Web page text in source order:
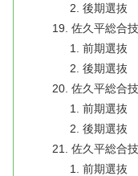
後期選抜
佐久平総合
前期選抜
後期選抜
佐久平総合
前期選抜
後期選抜
佐久平総合
前期選抜